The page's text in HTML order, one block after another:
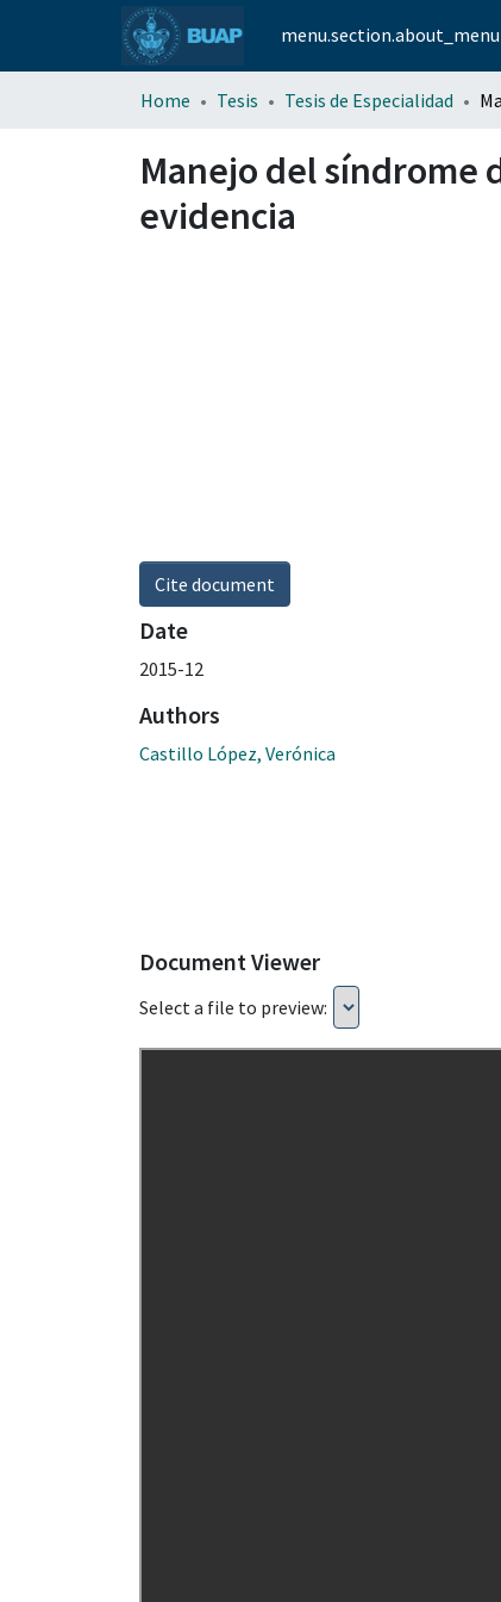
menu.section.about_menu
Home Tesis Tesis de Especialidad
Manejo del síndrome
evidencia
Cite document
Date
2015-12
Authors
Castillo López, Verónica
Document Viewer
Select a file to preview: